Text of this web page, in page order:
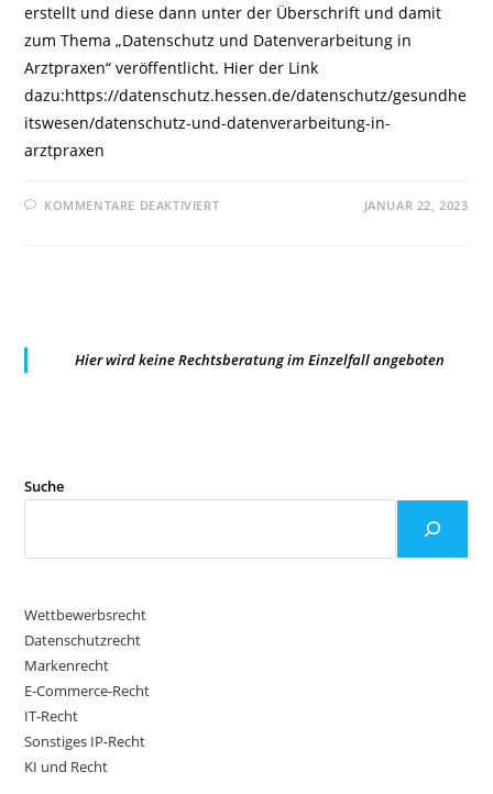
erstellt und diese dann unter der Überschrift und damit
zum Thema „Datenschutz und Datenverarbeitung in
Arztpraxen“ veröffentlicht. Hier der Link
dazu:https://datenschutz.hessen.de/datenschutz/gesundhe
itswesen/datenschutz-und-datenverarbeitung-in-
arztpraxen
KOMMENTARE DEAKTIVIERTFÜR JANUAR 22, 2023
Hier wird keine Rechtsberatung im Einzelfall angeboten
Suche
Wettbewerbsrecht
Datenschutzrecht
Markenrecht
E-Commerce-Recht
IT-Recht
Sonstiges IP-Recht
KI und Recht